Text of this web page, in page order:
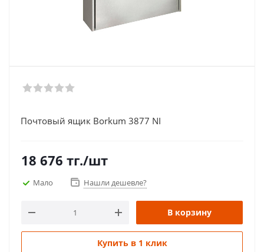
Почтовый ящик Borkum 3877 NI
18 676 тг./шт
Мало Нашли дешевле?
В корзину
Купить в 1 клик